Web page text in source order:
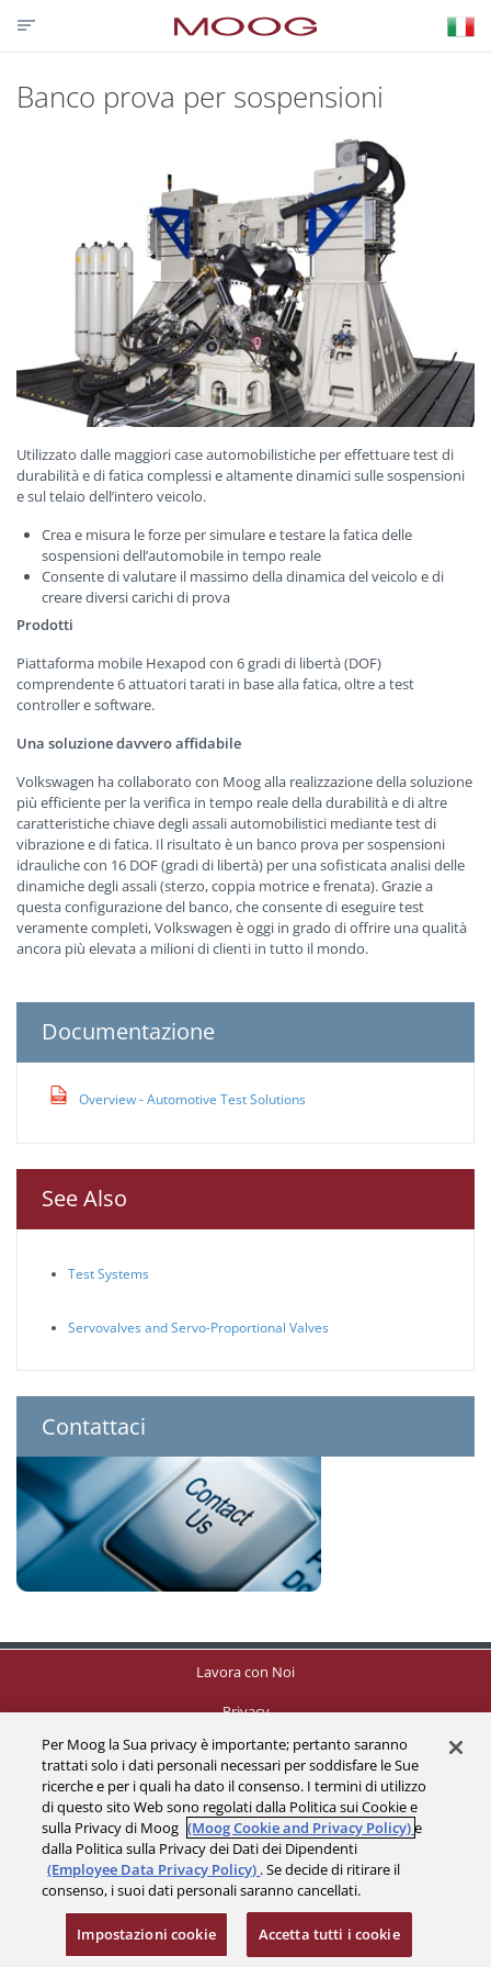
PARTNER LOGIN VISIT MOOG.COM
MOOG.IT
Banco prova per sospensioni
Utilizzato dalle maggiori case automobilistiche per effettuare test di
durabilità e di fatica complessi e altamente dinamici sulle sospensioni
e sul telaio dell’intero veicolo.
Crea e misura le forze per simulare e testare la fatica delle
sospensioni dell’automobile in tempo reale
Consente di valutare il massimo della dinamica del veicolo e di
creare diversi carichi di prova
Prodotti
Piattaforma mobile Hexapod con 6 gradi di libertà (DOF)
comprendente 6 attuatori tarati in base alla fatica, oltre a test
controller e software.
Una soluzione davvero affidabile
Volkswagen ha collaborato con Moog alla realizzazione della soluzione
più efficiente per la verifica in tempo reale della durabilità e di altre
caratteristiche chiave degli assali automobilistici mediante test di
vibrazione e di fatica. Il risultato è un banco prova per sospensioni
idrauliche con 16 DOF (gradi di libertà) per una sofisticata analisi delle
dinamiche degli assali (sterzo, coppia motrice e frenata). Grazie a
questa configurazione del banco, che consente di eseguire test
veramente completi, Volkswagen è oggi in grado di offrire una qualità
ancora più elevata a milioni di clienti in tutto il mondo.
Documentazione
Overview - Automotive Test Solutions
See Also
Test Systems
Servovalves and Servo-Proportional Valves
Contattaci
Lavora con Noi
Privacy
P.IVA 00531090124
Condizioni Generali
Imballaggio
Impostazioni cookie
© 2026 a Moog company. All rights reserved
Per Moog la Sua privacy è importante; pertanto saranno
trattati solo i dati personali necessari per soddisfare le Sue
ricerche e per i quali ha dato il consenso. I termini di utilizzo
di questo sito Web sono regolati dalla Politica sui Cookie e
sulla Privacy di Moog (Moog Cookie and Privacy Policy) e
dalla Politica sulla Privacy dei Dati dei Dipendenti
(Employee Data Privacy Policy) . Se decide di ritirare il
consenso, i suoi dati personali saranno cancellati.
Impostazioni cookie Accetta tutti i cookie